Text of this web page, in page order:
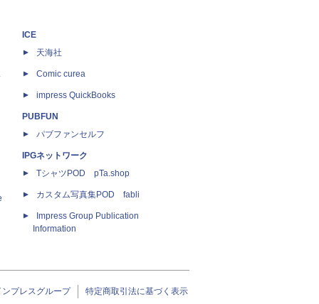
ICE
天海社
Comic curea
impress QuickBooks
PUBFUN
パブファンセルフ
IPGネットワーク
TシャツPOD pTa.shop
カスタム写真集POD fabli
Impress Group Publication
Information
ンプレスグループ 特定商取引法に基づく表示